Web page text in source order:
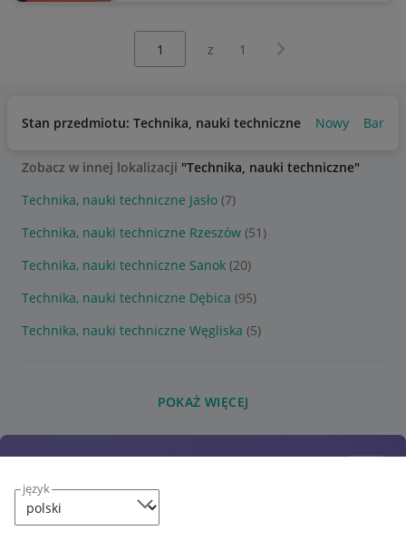
język
z 1 Następna strona
Stan przedmiotu: Technika, nauki techniczne Nowy
Zobacz w innej lokalizacji "Technika, nauki techniczne"
Technika, nauki techniczne Jasło (7)
Technika, nauki techniczne Rzeszów (51)
Technika, nauki techniczne Sanok (20)
Technika, nauki techniczne Dębica (95)
Technika, nauki techniczne Węgliska (5)
POKAŻ WIĘCEJ